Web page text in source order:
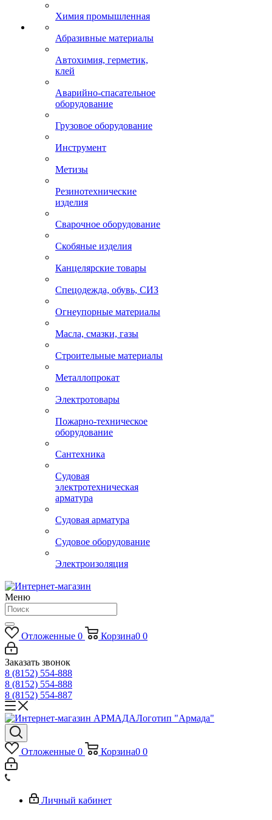
Химия промышленная
Абразивные материалы
Автохимия, герметик,
клей
Аварийно-спасательное
оборудование
Грузовое оборудование
Инструмент
Метизы
Резинотехнические
изделия
Сварочное оборудование
Скобяные изделия
Канцелярские товары
Спецодежда, обувь, СИЗ
Огнеупорные материалы
Масла, смазки, газы
Строительные материалы
Металлопрокат
Электротовары
Пожарно-техническое
оборудование
Сантехника
Судовая
электротехническая
арматура
Судовая арматура
Судовое оборудование
Электроизоляция
Меню
Отложенные 0 Корзина0 0
Заказать звонок
8 (8152) 554-888
8 (8152) 554-888
8 (8152) 554-887
Логотип "Армада"
Отложенные 0 Корзина0 0
Личный кабинет